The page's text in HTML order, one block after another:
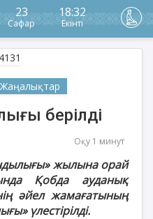
23
Сафар
18:32
Екінті
Жаңалықтар
берілді
Оқу 1 минут
жылына орай
Қобда ауданық
әйел жамағатының
үлестірілді.